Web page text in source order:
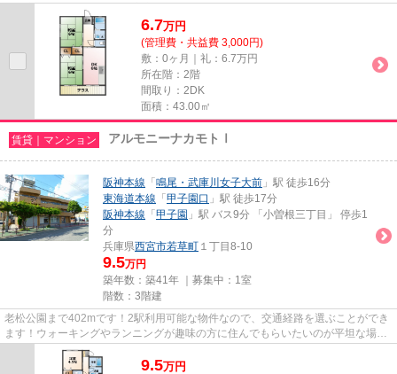
性が良いのが魅力です。西宮市エ...
6.7万円
(管理費・共益費 3,000円)
敷：0ヶ月｜礼：6.7万円
所在階：2階
間取り：2DK
面積：43.00㎡
賃貸｜マンション アルモニーナカモトⅠ
阪神本線 「 鳴尾・武庫川女子大前 」駅 徒歩16分
東海道本線 「 甲子園口 」駅 徒歩17分
阪神本線 「 甲子園 」駅 バス9分 「小曽根三丁目」 停歩1
分
兵庫県西宮市若草町 １丁目8-10
9.5万円
築年数：築41年 ｜募集中： 1室
階数：3階建
老松公園まで402mです！2駅利用可能な物件なので、交通経路を選ぶことができ
ます！ウォーキングやランニングが趣味の方に住んでもらいたいのが平坦な場所
にあるマンションです！最上階...
9.5万円